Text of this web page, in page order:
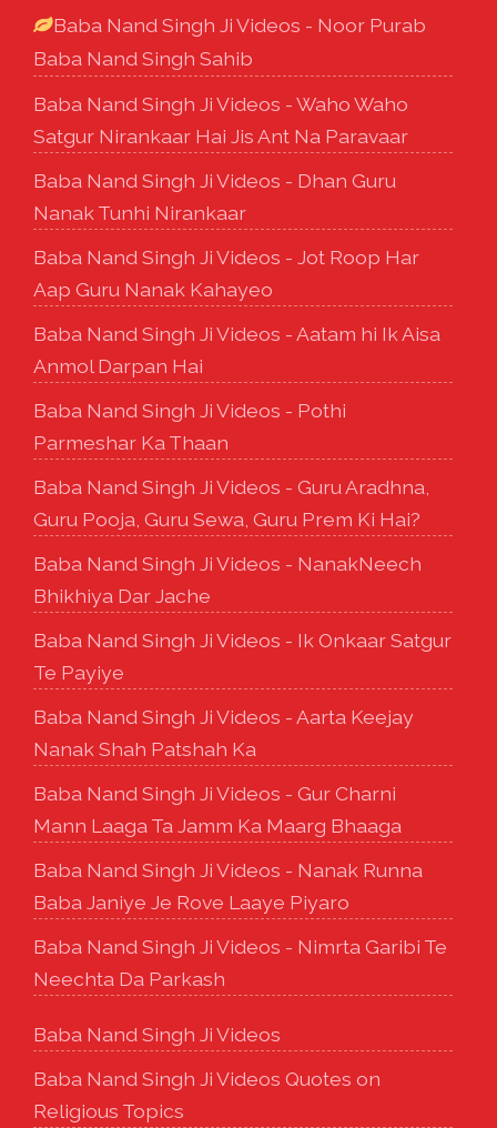
Baba Nand Singh Ji Videos - Noor Purab
Baba Nand Singh Sahib
Baba Nand Singh Ji Videos - Waho Waho
Satgur Nirankaar Hai Jis Ant Na Paravaar
Baba Nand Singh Ji Videos - Dhan Guru
Nanak Tunhi Nirankaar
Baba Nand Singh Ji Videos - Jot Roop Har
Aap Guru Nanak Kahayeo
Baba Nand Singh Ji Videos - Aatam hi Ik Aisa
Anmol Darpan Hai
Baba Nand Singh Ji Videos - Pothi
Parmeshar Ka Thaan
Baba Nand Singh Ji Videos - Guru Aradhna,
Guru Pooja, Guru Sewa, Guru Prem Ki Hai?
Baba Nand Singh Ji Videos - NanakNeech
Bhikhiya Dar Jache
Baba Nand Singh Ji Videos - Ik Onkaar Satgur
Te Payiye
Baba Nand Singh Ji Videos - Aarta Keejay
Nanak Shah Patshah Ka
Baba Nand Singh Ji Videos - Gur Charni
Mann Laaga Ta Jamm Ka Maarg Bhaaga
Baba Nand Singh Ji Videos - Nanak Runna
Baba Janiye Je Rove Laaye Piyaro
Baba Nand Singh Ji Videos - Nimrta Garibi Te
Neechta Da Parkash
Baba Nand Singh Ji Videos
Baba Nand Singh Ji Videos Quotes on
Religious Topics